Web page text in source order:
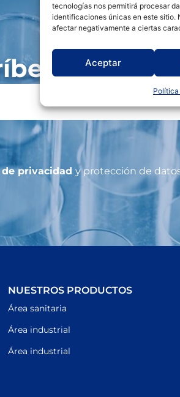
tecnologías nos permitirá procesar
identificaciones únicas en este sitio.
afectar negativamente a ciertas
Aceptar
a
privacidad y protección de
NUESTROS PRODUCTOS
Área sanitaria
Área industrial
Área industrial